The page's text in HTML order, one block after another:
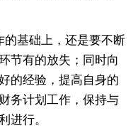
的基础上，还是要不断
节有的放失；同时向
的经验，提高自身的
务计划工作，保持与
进行。